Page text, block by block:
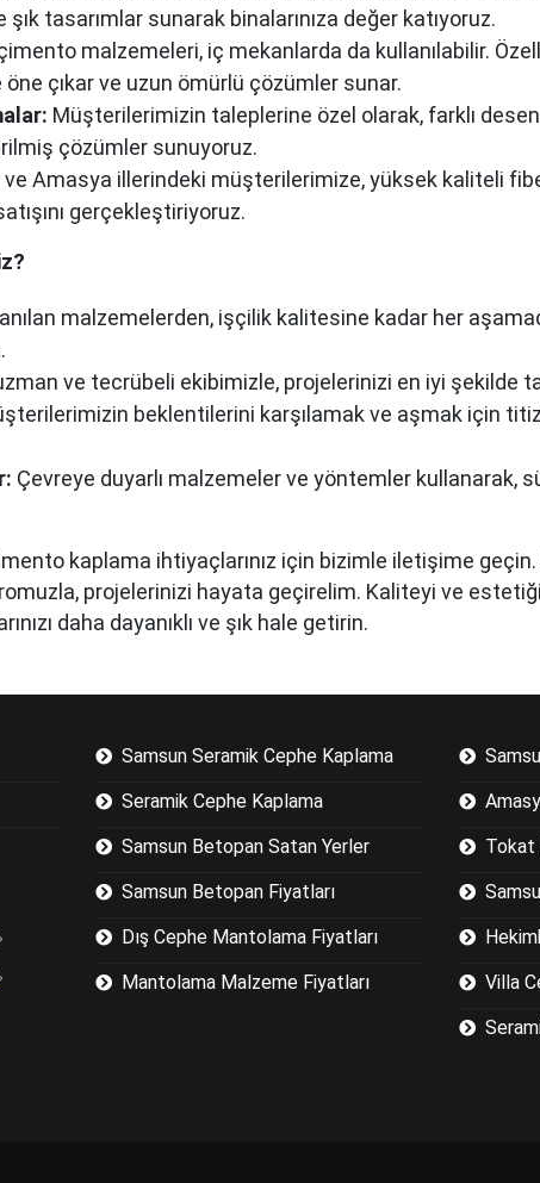
tasarımlar sunarak binalarınıza değer katıyoruz.
malzemeleri, iç mekanlarda da kullanılabilir.
öne çıkar ve uzun ömürlü çözümler sunar.
Müşterilerimizin taleplerine özel olarak, farklı
çözümler sunuyoruz.
ve Amasya illerindeki müşterilerimize, yüksek kaliteli
gerçekleştiriyoruz.
malzemelerden, işçilik kalitesine kadar her
ve tecrübeli ekibimizle, projelerinizi en iyi şekilde
beklentilerini karşılamak ve aşmak için
Çevreye duyarlı malzemeler ve yöntemler kullanarak,
kaplama ihtiyaçlarınız için bizimle iletişime geçin.
projelerinizi hayata geçirelim. Kaliteyi ve
daha dayanıklı ve şık hale getirin.
Samsun Seramik Cephe Kaplama
Seramik Cephe Kaplama
Samsun Betopan Satan Yerler
Samsun Betopan Fiyatları
Dış Cephe Mantolama Fiyatları
Mantolama Malzeme Fiyatları
Tokat
Villa